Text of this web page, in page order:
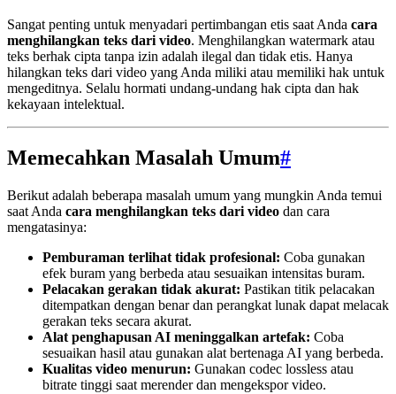
Sangat penting untuk menyadari pertimbangan etis saat Anda cara
menghilangkan teks dari video. Menghilangkan watermark atau
teks berhak cipta tanpa izin adalah ilegal dan tidak etis. Hanya
hilangkan teks dari video yang Anda miliki atau memiliki hak untuk
mengeditnya. Selalu hormati undang-undang hak cipta dan hak
kekayaan intelektual.
Memecahkan Masalah Umum#
Berikut adalah beberapa masalah umum yang mungkin Anda temui
saat Anda cara menghilangkan teks dari video dan cara
mengatasinya:
Pemburaman terlihat tidak profesional: Coba gunakan
efek buram yang berbeda atau sesuaikan intensitas buram.
Pelacakan gerakan tidak akurat: Pastikan titik pelacakan
ditempatkan dengan benar dan perangkat lunak dapat melacak
gerakan teks secara akurat.
Alat penghapusan AI meninggalkan artefak: Coba
sesuaikan hasil atau gunakan alat bertenaga AI yang berbeda.
Kualitas video menurun: Gunakan codec lossless atau
bitrate tinggi saat merender dan mengekspor video.